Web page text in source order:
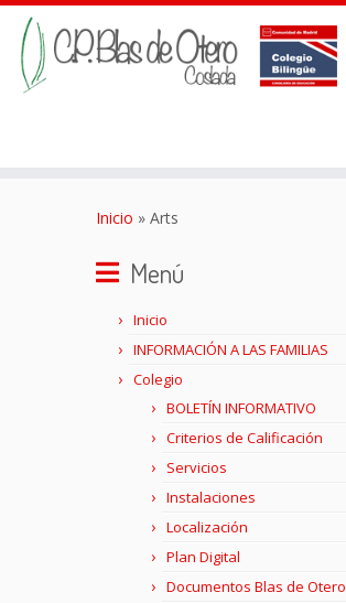
Inicio » Arts
Menú
Inicio
INFORMACIÓN A LAS FAMILIAS
Colegio
BOLETÍN INFORMATIVO
Criterios de Calificación
Servicios
Instalaciones
Localización
Plan Digital
Documentos Blas de Otero